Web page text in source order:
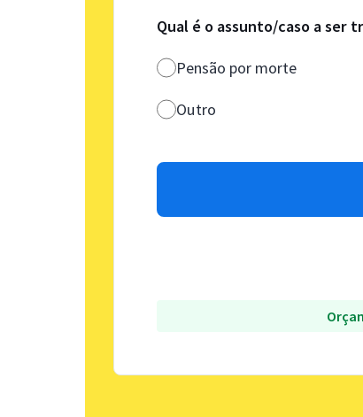
Qual é o assunto/caso a ser
Pensão por morte
Outro